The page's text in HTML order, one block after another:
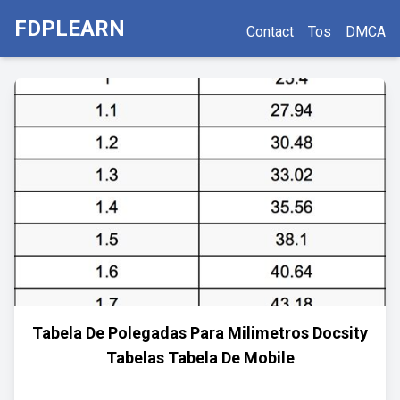
FDPLEARN Contact Tos DMCA
Tabela De Polegadas Para Milimetros Docsity
Tabelas Tabela De Mobile